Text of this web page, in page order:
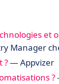
et
Manager
?— Appvizer
?